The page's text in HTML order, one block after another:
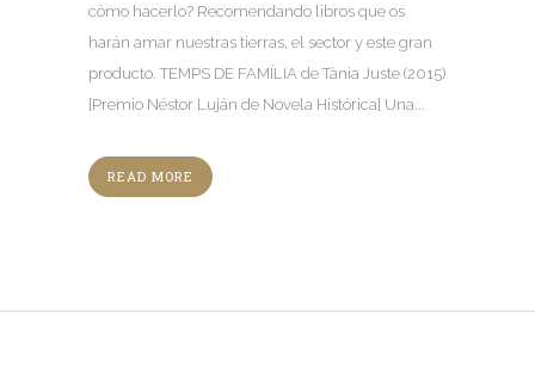
cómo hacerlo? Recomendando libros que os
harán amar nuestras tierras, el sector y este gran
producto. TEMPS DE FAMÍLIA de Tània Juste (2015)
[Premio Néstor Luján de Novela Histórica] Una...
READ MORE